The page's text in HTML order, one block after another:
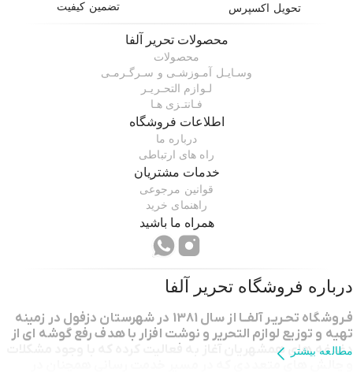
تحویل اکسپرس تضمین کیفیت
محصولاتتحریر آلفا
محصولات
وسـایـل آمـوزشـی و سـرگـرمـی
لـوازم التحـریـر
فـانتـزی هـا
اطلاعات فروشگاه
درباره ما
راه های ارتباطی
خدمات مشتریان
قوانین مرجوعی
راهنمای خرید
همراه ما باشید
درباره فروشگاه تحریر آلفا
فـروشگاه تحـریـر آلفــا از سال 1381 در شهرستان دزفول در زمینه
تهیه و توزیع لوازم التحریر و نوشت افزار با هدف رفع گوشه ای از
دغدغه های همشهریان آغاز به فعالیت کرده که با وجود مشکلات
و چالش های متعددی که در مسیر خدمت رسانی همچنان در
مطالعه بیشتر